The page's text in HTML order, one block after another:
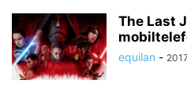
The Last
equilan -